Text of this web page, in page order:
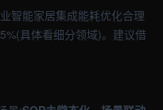
智能家居集成能耗优化合理
具体看细分领域)。建议借